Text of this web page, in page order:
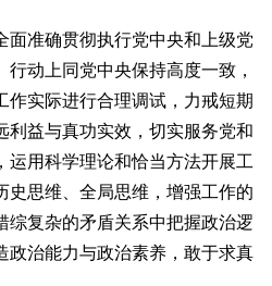
准确贯彻执行党中央和上级党
动上同党中央保持高度一致，
作实际进行合理调试，力戒短期
利益与真功实效，切实服务党和
运用科学理论和恰当方法开展工
史思维、全局思维，增强工作的
综复杂的矛盾关系中把握政治逻
政治能力与政治素养，敢于求真